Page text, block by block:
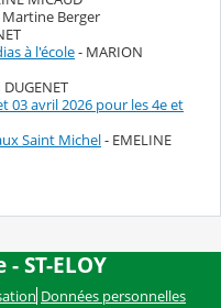
Martine Berger
à l'école- MARION
03 avril 2026 pour les 4e et
Saint Michel- EMELINE
ST-ELOY
Données personnelles